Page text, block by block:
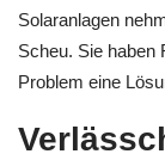
Solaranlagen
Scheu. Sie haben
Problem eine